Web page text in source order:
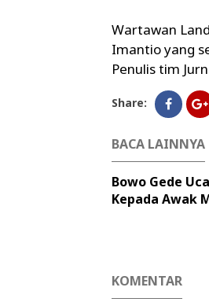
Wartawan
Imantio yang
Penulis tim
Share:
BACA LAINNYA
Bowo Gede
Kepada Awak
KOMENTAR